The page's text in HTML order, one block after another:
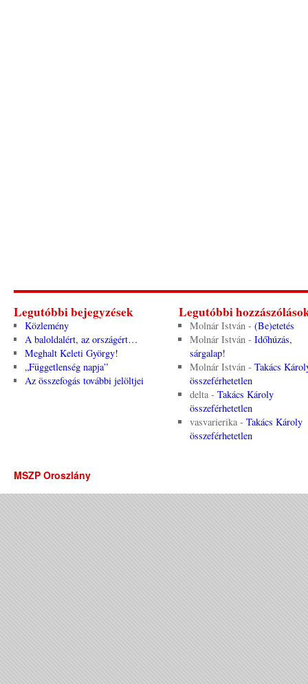
Legutóbbi bejegyzések
Közlemény
A baloldalért, az országért…
Meghalt Keleti György!
„Függetlenség napja”
Az összefogás további jelöltjei
Legutóbbi
Molnár István- (Be)etetés
Molnár István- Időhúzás,
sárgalap!
Molnár István- Takács
összeférhetetlen
delta- Takács Károly
összeférhetetlen
vasvarierika- Takács Károly
összeférhetetlen
MSZP Oroszlány